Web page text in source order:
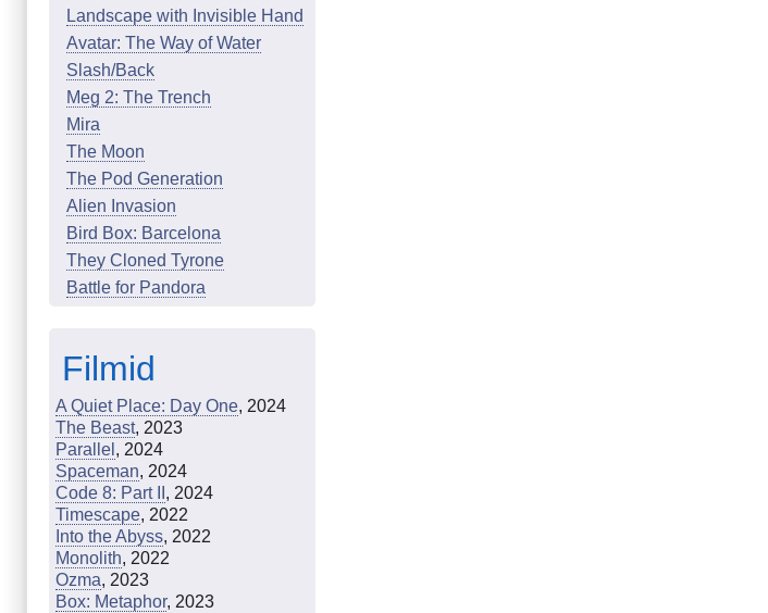
Landscape with Invisible Hand
Avatar: The Way of Water
Slash/Back
Meg 2: The Trench
Mira
The Moon
The Pod Generation
Alien Invasion
Bird Box: Barcelona
They Cloned Tyrone
Battle for Pandora
Filmid
A Quiet Place: Day One, 2024
The Beast, 2023
Parallel , 2024
Spaceman, 2024
Code 8: Part II , 2024
Timescape, 2022
Into the Abyss, 2022
Monolith, 2022
Ozma, 2023
Box: Metaphor, 2023